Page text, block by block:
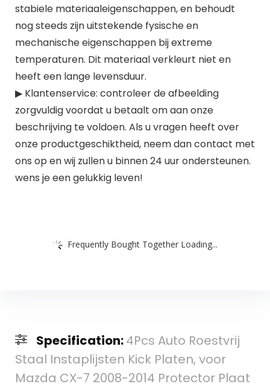
stabiele materiaaleigenschappen, en behoudt
nog steeds zijn uitstekende fysische en
mechanische eigenschappen bij extreme
temperaturen. Dit materiaal verkleurt niet en
heeft een lange levensduur.
▶ Klantenservice: controleer de afbeelding
zorgvuldig voordat u betaalt om aan onze
beschrijving te voldoen. Als u vragen heeft over
onze productgeschiktheid, neem dan contact met
ons op en wij zullen u binnen 24 uur ondersteunen.
wens je een gelukkig leven!
Frequently Bought Together Loading...
Specification:4Pcs Auto Roestvrij
Staal Instaplijsten Kick Platen, voor
Mazda CX-7 2008-2014 Protector Plaat